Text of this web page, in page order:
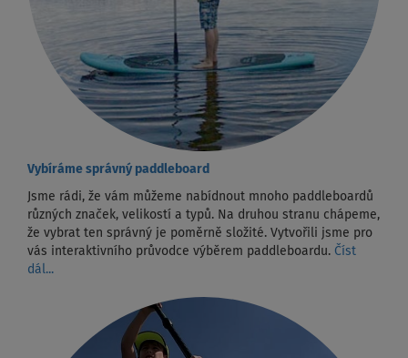
Vybíráme správný paddleboard
Jsme rádi, že vám můžeme nabídnout mnoho paddleboardů
různých značek, velikostí a typů. Na druhou stranu chápeme,
že vybrat ten správný je poměrně složité. Vytvořili jsme pro
vás interaktivního průvodce výběrem paddleboardu. Číst
dál...